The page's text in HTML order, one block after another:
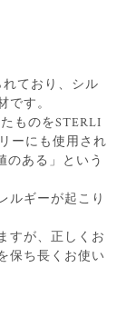
れており、シル
す。
ものをSTERLI
ーにも使用され
のある」という
ルギーが起こり
すが、正しくお
保ち長くお使い